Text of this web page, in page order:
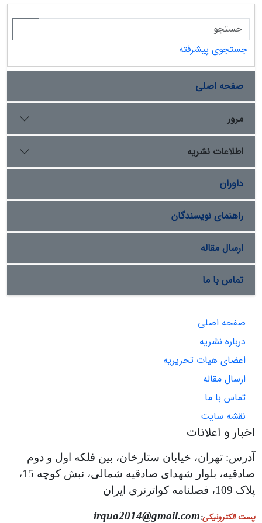
جستجوی پیشرفته
صفحه اصلی
مرور
اطلاعات نشریه
داوران
راهنمای نویسندگان
ارسال مقاله
تماس با ما
صفحه اصلی
درباره نشریه
اعضای هیات تحریریه
ارسال مقاله
تماس با ما
نقشه سایت
اخبار و اعلانات
آدرس: تهران، خیابان ستارخان، بین فلکه اول و دوم
صادقیه، بلوار شهدای صادقیه شمالی، نبش کوچه 15،
پلاک 109، فصلنامه کواترنری ایران
پست الکترونیکی:
irqua2014@gmail.com